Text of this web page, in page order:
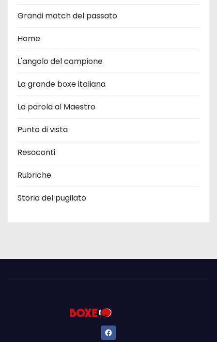
Grandi match del passato
Home
L'angolo del campione
La grande boxe italiana
La parola al Maestro
Punto di vista
Resoconti
Rubriche
Storia del pugilato